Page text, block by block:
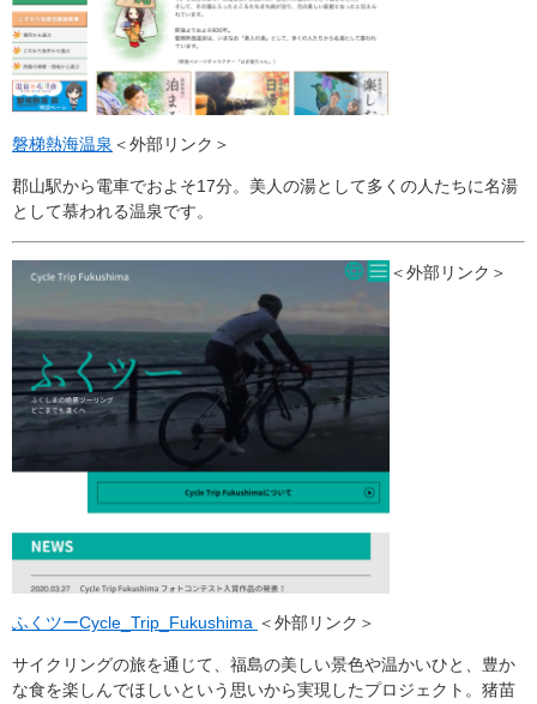
磐梯熱海温泉 ＜外部リンク＞
郡山駅から電車でおよそ17分。美人の湯として多くの人たちに名湯
として慕われる温泉です。
＜外部リンク＞
ふくツーCycle_Trip_Fukushima ＜外部リンク＞
サイクリングの旅を通じて、福島の美しい景色や温かいひと、豊か
な食を楽しんでほしいという思いから実現したプロジェクト。猪苗